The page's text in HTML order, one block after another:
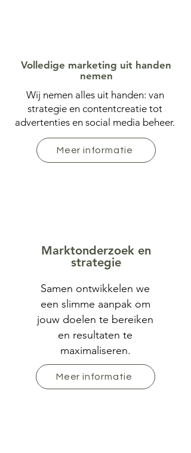
Volledige marketing uit handen
nemen
Wij nemen alles uit handen: van
strategie en contentcreatie tot
advertenties en social media beheer.
Meer informatie
Marktonderzoek en
strategie
Samen ontwikkelen we
een slimme aanpak om
jouw doelen te bereiken
en resultaten te
maximaliseren.
Meer informatie